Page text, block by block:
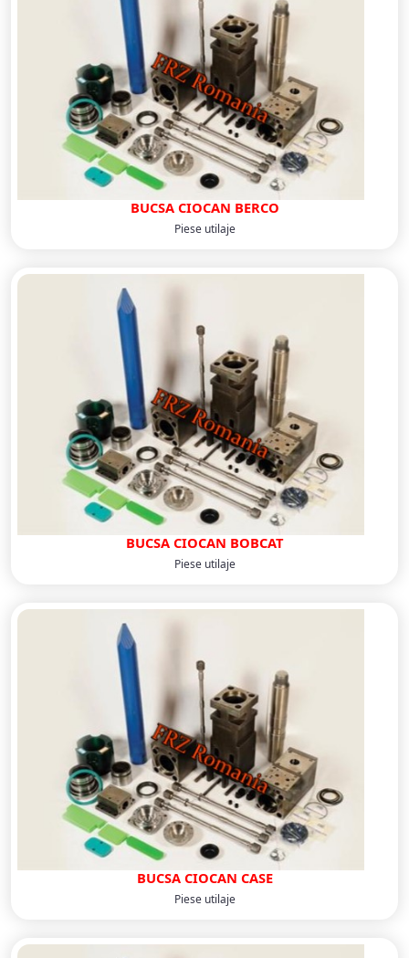
BUCSA CIOCAN BERCO
Piese utilaje
BUCSA CIOCAN BOBCAT
Piese utilaje
BUCSA CIOCAN CASE
Piese utilaje